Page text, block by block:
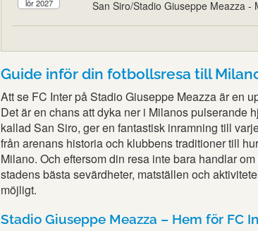
lör 2027
San Siro/Stadio Giuseppe Meazza -
Guide inför din fotbollsresa till
Att se FC Inter på Stadio Giuseppe Meazza är en
Det är en chans att dyka ner i Milanos pulserande
kallad San Siro, ger en fantastisk inramning till
från arenans historia och klubbens traditioner till
Milano. Och eftersom din resa inte bara handlar
stadens bästa sevärdheter, matställen och
möjligt.
Stadio Giuseppe Meazza – Hem för FC